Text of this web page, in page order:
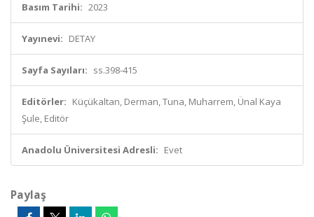
Basım Tarihi: 2023
Yayınevi: DETAY
Sayfa Sayıları: ss.398-415
Editörler: Küçükaltan, Derman, Tuna, Muharrem, Ünal Kaya
Şule, Editör
Anadolu Üniversitesi Adresli: Evet
Paylaş